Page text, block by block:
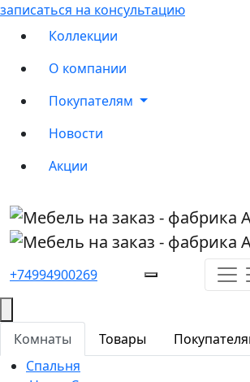
записаться на консультацию
Коллекции
О компании
Покупателям
Новости
Акции
+74994900269